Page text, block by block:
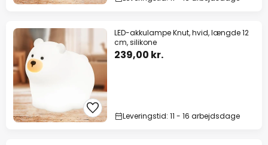
LED-akkulampe Knut, hvid, længde 12
cm, silikone
239,00 kr.
Leveringstid: 11 - 16 arbejdsdage